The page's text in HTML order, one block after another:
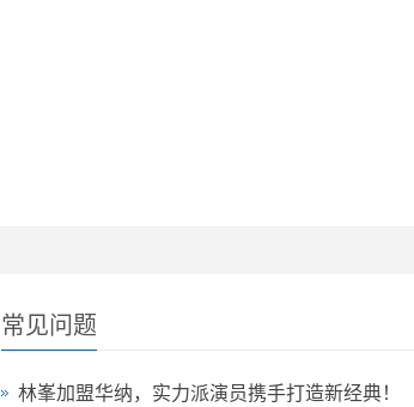
常见问题
林峯加盟华纳，实力派演员携手打造新经典！